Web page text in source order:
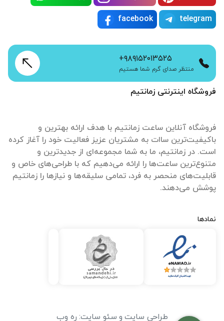
فروشگاه اینترنتی زمانتیم
فروشگاه آنلاین ساعت زمانتیم با هدف ارائه بهترین و
باکیفیت‌ترین ساات‌ به مشتریان عزیز فعالیت خود را آغاز کرده
است. در زمانتیم، ما به شما مجموعه‌ای از جدیدترین و
متنوع‌ترین ساعت‌ها را ارائه می‌دهیم که با طراحی‌های خاص و
قابلیت‌های منحصر به فرد، تمامی سلیقه‌ها و نیازها را زمانتیم
پوشش می‌دهند.
نمادها
telegram
facebook
+۹۸۹۱۵۲۰۱۳۵۲۵
منتظر صدای گرم شما هستیم
طراحی سایت و سئو سایت: ره وب